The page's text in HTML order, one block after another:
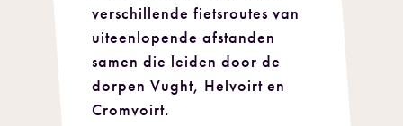
verschillende fietsroutes van
uiteenlopende afstanden
samen die leiden door de
dorpen Vught, Helvoirt en
Cromvoirt.